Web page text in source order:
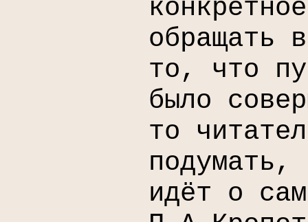
обращать
то, что
было
то
подумать,
идёт о